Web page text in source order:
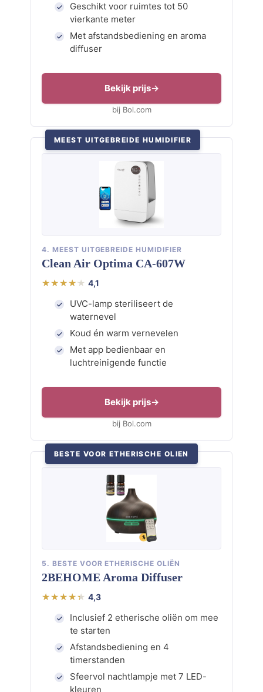
Geschikt voor ruimtes tot 50
vierkante meter
Met afstandsbediening en aroma
diffuser
Bekijk prijs
bij Bol.com
MEEST UITGEBREIDE HUMIDIFIER
4. MEEST UITGEBREIDE HUMIDIFIER
Clean Air Optima CA-607W
4,1
UVC-lamp steriliseert de
waternevel
Koud én warm vernevelen
Met app bedienbaar en
luchtreinigende functie
Bekijk prijs
bij Bol.com
BESTE VOOR ETHERISCHE OLIEN
5. BESTE VOOR ETHERISCHE OLIËN
2BEHOME Aroma Diffuser
4,3
Inclusief 2 etherische oliën om mee
te starten
Afstandsbediening en 4
timerstanden
Sfeervol nachtlampje met 7 LED-
kleuren